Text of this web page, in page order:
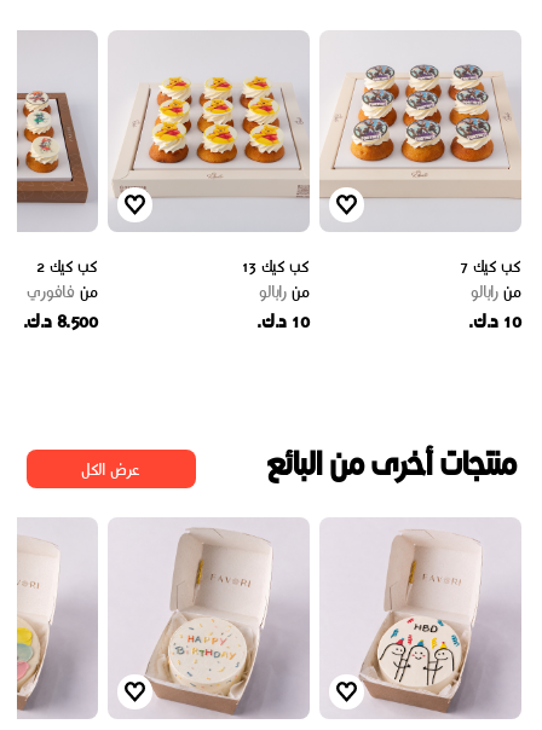
كب كيك 7
من رابالو
10 د.ك.
كب كيك 13
من رابالو
10 د.ك.
كب كيك 2
من فافوري
8.500 د.ك.
منتجات أخرى من البائع عرض الكل